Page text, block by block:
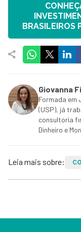
BRASILEIROS
Giovanna
Formada em
(USP), já
consultoria
Dinheiro e
Leia mais sobre: